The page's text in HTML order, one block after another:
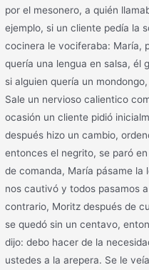
por el mesonero, a quién
ejemplo, si un cliente pedía la
cocinera le vociferaba: María,
quería una lengua en salsa, él
si alguien quería un
Sale un nervioso calientico
ocasión un cliente pidió
después hizo un cambio,
entonces el negrito, se paró
de comanda, María pásame la
nos cautivó y todos pasamos
contrario, Moritz después de
se quedó sin un centavo,
dijo: debo hacer de la
ustedes a la arepera. Se le